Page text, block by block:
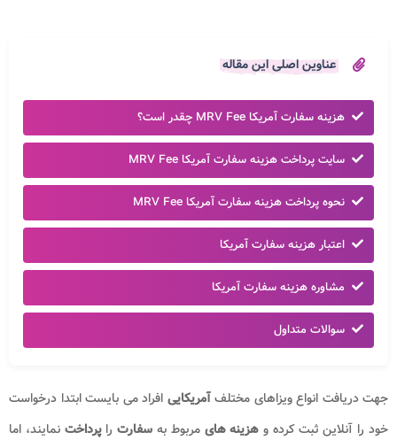
عناوین اصلی این مقاله
هزینه سفارت آمریکا MRV Fee​ چقدر است؟
سایت پرداخت هزینه سفارت آمریکا MRV Fee​
نحوه پرداخت هزینه سفارت آمریکا MRV Fee​
اعتبار هزینه سفارت آمریکا
مشاوره هزینه سفارت آمریکا
سوالات متداول
جهت دریافت انواع ویزاهای مختلفآمریکایی افراد می بایست ابتدا درخواست
خود را آنلاین ثبت کرده و هزینه های مربوط به سفارتراپرداختنمایند، اما